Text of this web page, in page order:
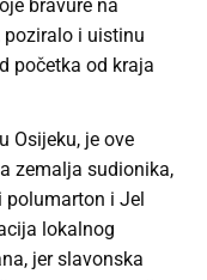
bravure na
i uistinu
početka od kraja
Osijeku, je ove
zemalja sudionika,
polumarton i Jel
lokalnog
jer slavonska